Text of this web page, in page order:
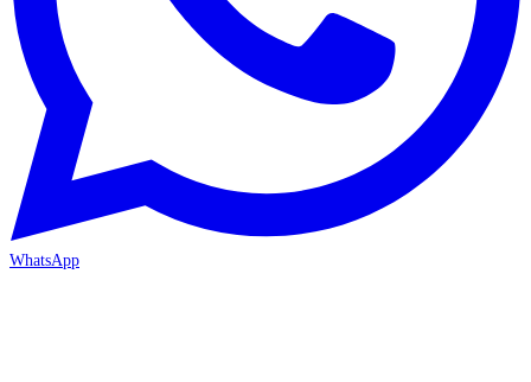
WhatsApp